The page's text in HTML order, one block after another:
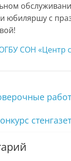
юбиляршу с
СОН «Центр